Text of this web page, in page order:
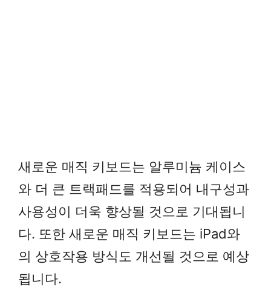
새로운 매직 키보드는 알루미늄 케이스
와 더 큰 트랙패드를 적용되어 내구성과
사용성이 더욱 향상될 것으로 기대됩니
다. 또한 새로운 매직 키보드는 iPad와
의 상호작용 방식도 개선될 것으로 예상
됩니다.